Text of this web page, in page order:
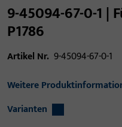
9-45094-67-0-1 |
P1786
Artikel Nr. 9-45094-67-0-1
Weitere
Varianten